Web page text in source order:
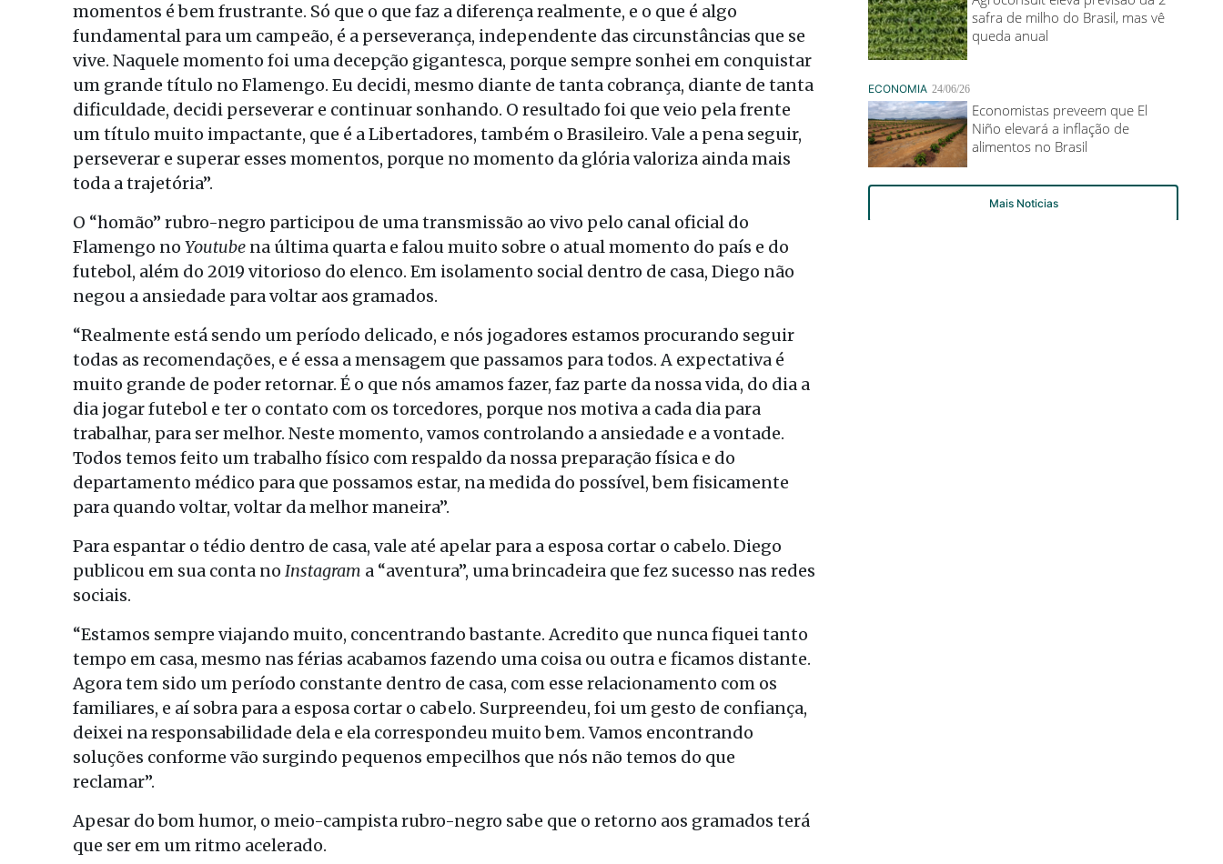
momentos é bem frustrante. Só que o que faz a diferença realmente, e o que é algo
fundamental para um campeão, é a perseverança, independente das circunstâncias que se
vive. Naquele momento foi uma decepção gigantesca, porque sempre sonhei em conquistar
um grande título no Flamengo. Eu decidi, mesmo diante de tanta cobrança, diante de tanta
dificuldade, decidi perseverar e continuar sonhando. O resultado foi que veio pela frente
um título muito impactante, que é a Libertadores, também o Brasileiro. Vale a pena seguir,
perseverar e superar esses momentos, porque no momento da glória valoriza ainda mais
toda a trajetória”.
O “homão” rubro-negro participou de uma transmissão ao vivo pelo canal oficial do
Flamengo no Youtube na última quarta e falou muito sobre o atual momento do país e do
futebol, além do 2019 vitorioso do elenco. Em isolamento social dentro de casa, Diego não
negou a ansiedade para voltar aos gramados.
“Realmente está sendo um período delicado, e nós jogadores estamos procurando seguir
todas as recomendações, e é essa a mensagem que passamos para todos. A expectativa é
muito grande de poder retornar. É o que nós amamos fazer, faz parte da nossa vida, do dia a
dia jogar futebol e ter o contato com os torcedores, porque nos motiva a cada dia para
trabalhar, para ser melhor. Neste momento, vamos controlando a ansiedade e a vontade.
Todos temos feito um trabalho físico com respaldo da nossa preparação física e do
departamento médico para que possamos estar, na medida do possível, bem fisicamente
para quando voltar, voltar da melhor maneira”.
Para espantar o tédio dentro de casa, vale até apelar para a esposa cortar o cabelo. Diego
publicou em sua conta no Instagram a “aventura”, uma brincadeira que fez sucesso nas redes
sociais.
“Estamos sempre viajando muito, concentrando bastante. Acredito que nunca fiquei tanto
tempo em casa, mesmo nas férias acabamos fazendo uma coisa ou outra e ficamos distante.
Agora tem sido um período constante dentro de casa, com esse relacionamento com os
familiares, e aí sobra para a esposa cortar o cabelo. Surpreendeu, foi um gesto de confiança,
deixei na responsabilidade dela e ela correspondeu muito bem. Vamos encontrando
soluções conforme vão surgindo pequenos empecilhos que nós não temos do que
reclamar”.
Apesar do bom humor, o meio-campista rubro-negro sabe que o retorno aos gramados terá
que ser em um ritmo acelerado.